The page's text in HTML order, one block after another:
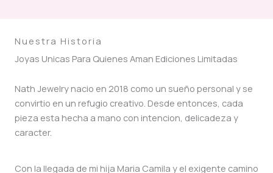
Nuestra Historia
Joyas Unicas Para Quienes Aman Ediciones Limitadas
Nath Jewelry nacio en 2018 como un sueño personal y se
convirtio en un refugio creativo. Desde entonces, cada
pieza esta hecha a mano con intencion, delicadeza y
caracter.
Con la llegada de mi hija Maria Camila y el exigente camino